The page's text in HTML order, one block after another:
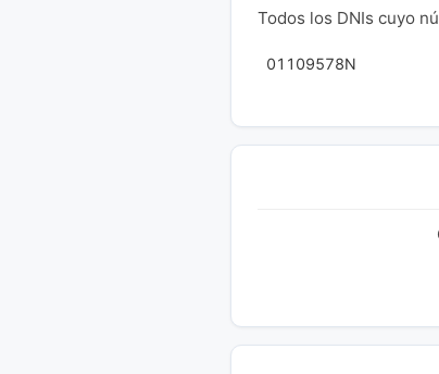
Todos los DNIs cuyo
01109578N